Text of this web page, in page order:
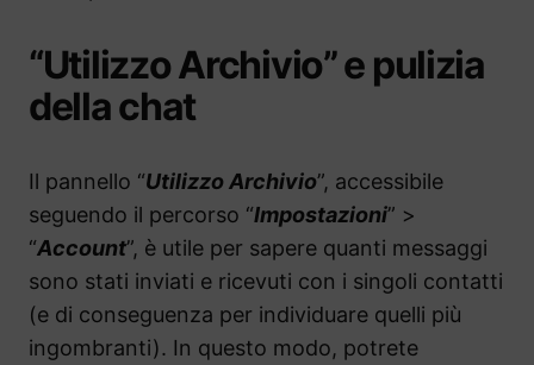
“Utilizzo Archivio” e pulizia
della chat
Il pannello “Utilizzo Archivio”, accessibile
seguendo il percorso “Impostazioni” >
“Account”, è utile per sapere quanti messaggi
sono stati inviati e ricevuti con i singoli contatti
(e di conseguenza per individuare quelli più
ingombranti). In questo modo, potrete